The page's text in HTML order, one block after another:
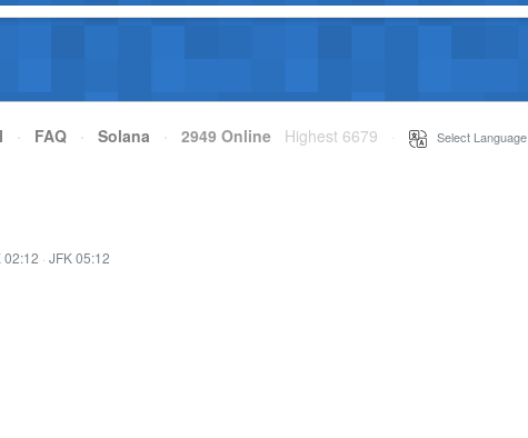
· FAQ · Solana · 2949 Online Highest 6679 Select Language
02:12 · JFK 05:12